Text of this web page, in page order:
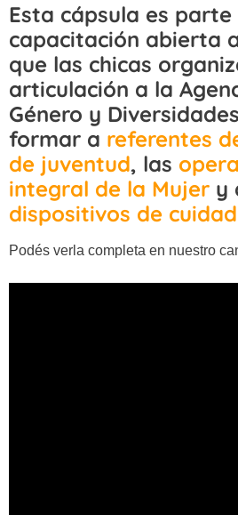
Esta cápsula es parte
capacitación abierta
que las chicas
articulación a la
Género y
formar a referentes
de juventud, las
integral de la Mujer y
dispositivos de
Podés verla completa en nuestro